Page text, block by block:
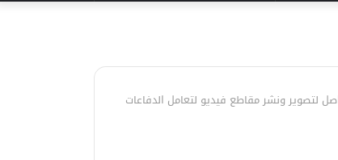
لتصوير ونشر مقاطع فيديو لتعامل الدفاعات